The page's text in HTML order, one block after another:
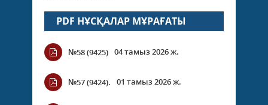
PDF НҰСҚАЛАР МҰРАҒАТЫ
№58 (9425) 04 тамыз 2026 ж.
№57 (9424). 01 тамыз 2026 ж.